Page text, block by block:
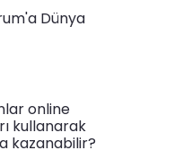
Dünya
online
kullanarak
kazanabilir?